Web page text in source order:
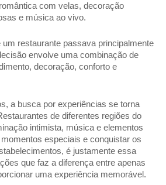
com velas, decoração
e música ao vivo.
um restaurante passava principalmente
envolve uma combinação de
decoração, conforto e
a busca por experiências se torna
de diferentes regiões do
intimista, música e elementos
especiais e conquistar os
é justamente essa
que faz a diferença entre apenas
uma experiência memorável.